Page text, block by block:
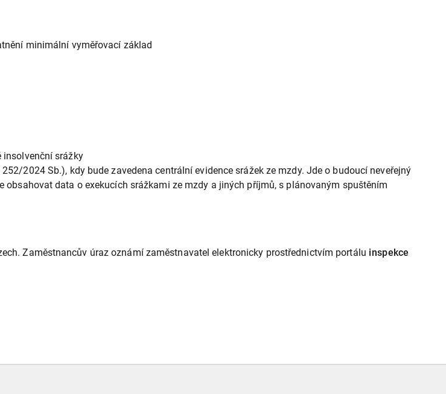
minimální vyměřovací základ
insolvenční srážky
2024 Sb.), kdy bude zavedena centrální evidence srážek ze mzdy. Jde o budoucí neveřejný
obsahovat data o exekucích srážkami ze mzdy a jiných příjmů, s plánovaným spuštěním
Zaměstnancův úraz oznámí zaměstnavatel elektronicky prostřednictvím portálu inspekce